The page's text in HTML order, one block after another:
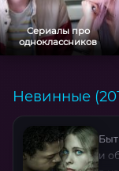
Сериалы про
одноклассников
Невинные
и